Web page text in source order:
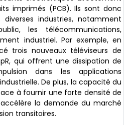
imprimés (PCB). Ils sont donc
industries, notamment
les télécommunications,
industriel. Par exemple, en
trois nouveaux téléviseurs de
qui offrent une dissipation de
dans les applications
De plus, la capacité du
à fournir une forte densité de
la demande du marché
transitoires.